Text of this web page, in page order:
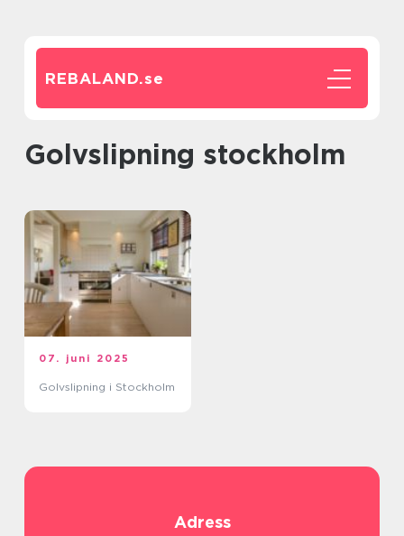
REBALAND.se
golvslipning stockholm
07. juni 2025
Golvslipning i Stockholm
Adress